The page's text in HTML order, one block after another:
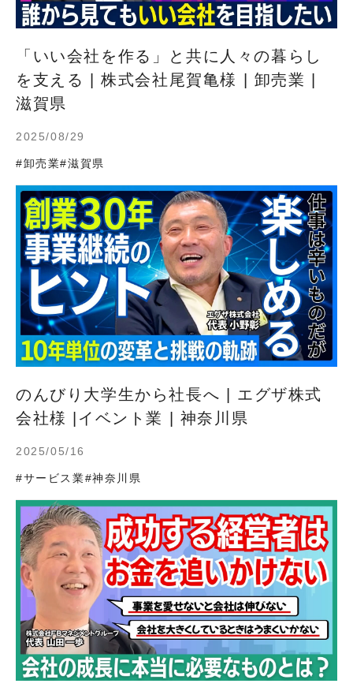
「いい会社を作る」と共に人々の暮らし
を支える | 株式会社尾賀亀様 | 卸売業 |
滋賀県
2025/08/29
#卸売業#滋賀県
のんびり大学生から社長へ | エグザ株式
会社様 |イベント業 | 神奈川県
2025/05/16
#サービス業#神奈川県